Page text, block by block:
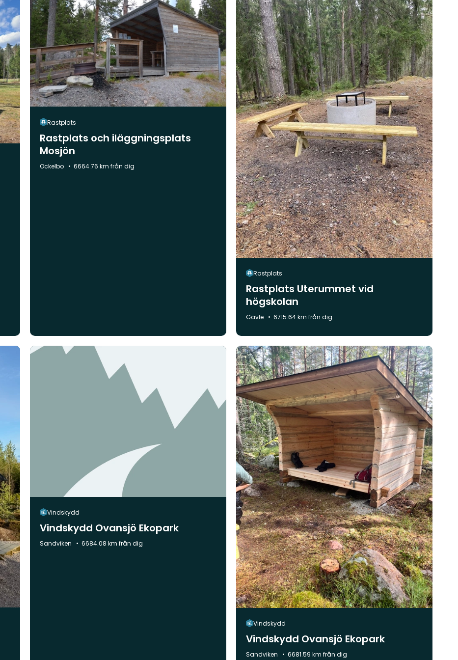
Rastplats
Rastplats och iläggningsplats
Mosjön
Kommun:
Ockelbo 6664.76 km från dig
Rastplats
Rastplats Uterummet vid
högskolan
Kommun:
Gävle 6715.64 km från dig
Vindskydd
Vindskydd Ovansjö Ekopark
Kommun:
Sandviken 6684.08 km från dig
Vindskydd
Vindskydd Ovansjö Ekopark
Kommun:
Sandviken 6681.59 km från dig